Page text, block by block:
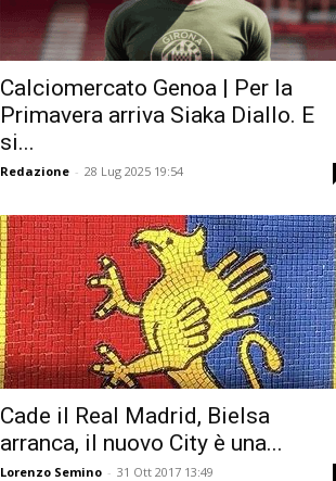
Calciomercato Genoa | Per la
Primavera arriva Siaka Diallo. E
si...
Redazione - 28 Lug 2025 19:54
Cade il Real Madrid, Bielsa
arranca, il nuovo City è una...
Lorenzo Semino - 31 Ott 2017 13:49